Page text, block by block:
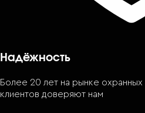
Надёжность
Более 20 лет на рынке
клиентов доверяют нам